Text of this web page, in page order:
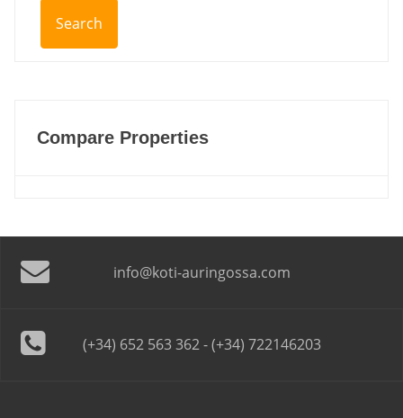
Compare Properties
info@koti-auringossa.com
(+34) 652 563 362 - (+34) 722146203